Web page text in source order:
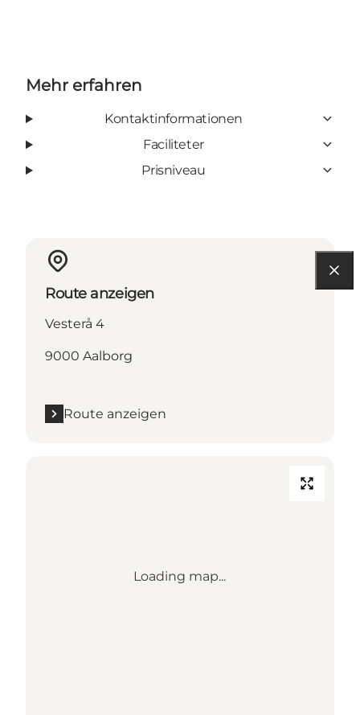
Mehr erfahren
Kontaktinformationen
Faciliteter
Prisniveau
Route anzeigen
Vesterå 4
9000 Aalborg
Route anzeigen
Loading map...